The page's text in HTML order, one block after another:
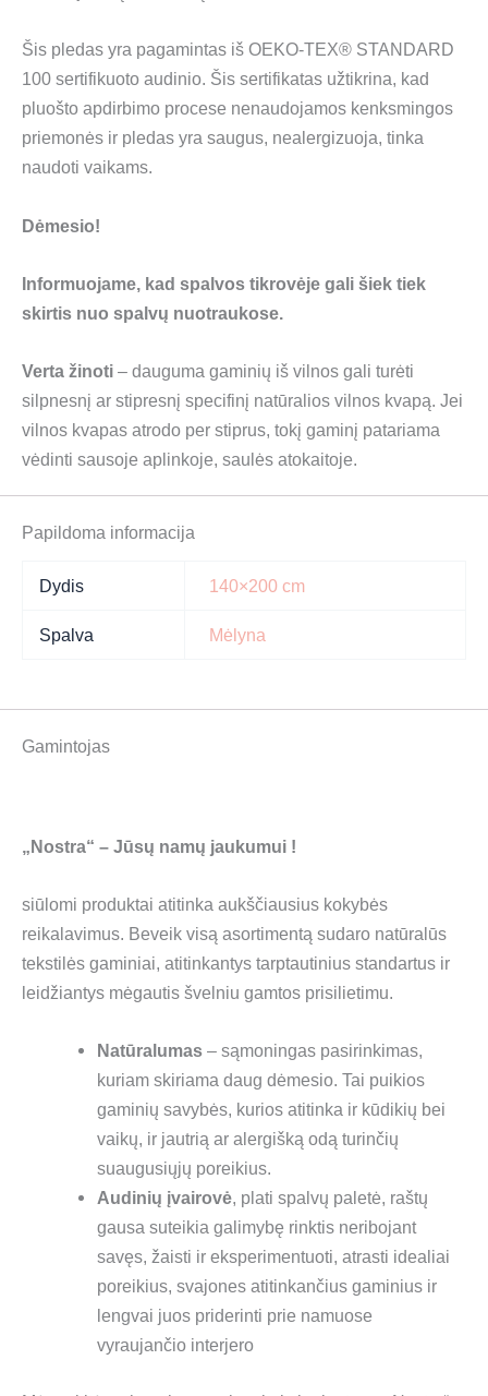
Šis pledas yra pagamintas iš OEKO-TEX® STANDARD
100 sertifikuoto audinio. Šis sertifikatas užtikrina, kad
pluošto apdirbimo procese nenaudojamos kenksmingos
priemonės ir pledas yra saugus, nealergizuoja, tinka
naudoti vaikams.
Dėmesio!
Informuojame, kad spalvos tikrovėje gali šiek tiek
skirtis nuo spalvų nuotraukose.
Verta žinoti – dauguma gaminių iš vilnos gali turėti
silpnesnį ar stipresnį specifinį natūralios vilnos kvapą. Jei
vilnos kvapas atrodo per stiprus, tokį gaminį patariama
vėdinti sausoje aplinkoje, saulės atokaitoje.
Papildoma informacija
Dydis 140×200 cm
Spalva Mėlyna
Gamintojas
„Nostra“ – Jūsų namų jaukumui !
siūlomi produktai atitinka aukščiausius kokybės
reikalavimus. Beveik visą asortimentą sudaro natūralūs
tekstilės gaminiai, atitinkantys tarptautinius standartus ir
leidžiantys mėgautis švelniu gamtos prisilietimu.
Natūralumas – sąmoningas pasirinkimas,
kuriam skiriama daug dėmesio. Tai puikios
gaminių savybės, kurios atitinka ir kūdikių bei
vaikų, ir jautrią ar alergišką odą turinčių
suaugusiųjų poreikius.
Audinių įvairovė, plati spalvų paletė, raštų
gausa suteikia galimybę rinktis neribojant
savęs, žaisti ir eksperimentuoti, atrasti idealiai
poreikius, svajones atitinkančius gaminius ir
lengvai juos priderinti prie namuose
vyraujančio interjero